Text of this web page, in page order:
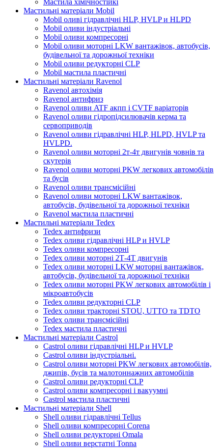
Мастила хімічностійкі
Мастильні матеріали Mobil
Mobil оливі гідравлічні HLP, HVLP и HLPD
Mobil оливи індустріальні
Mobil оливи компресорні
Mobil оливи моторні LKW вантажівок, автобусів,
будівельної та дорожньої техніки
Mobil оливи редукторні CLP
Mobil мастила пластичні
Мастильні матеріали Ravenol
Ravenol автохімія
Ravenol антифриз
Ravenol оливи ATF акпп і CVTF варіаторів
Ravenol оливи гідропідсилювачів керма та
сервоприводів
Ravenol оливи гідравлічні HLP, HLPD, HVLP та
HVLPD.
Ravenol оливи моторні 2т-4т двигунів човнів та
скутерів
Ravenol оливи моторні PKW легкових автомобілів
та бусів
Ravenol оливи трансмісійні
Ravenol оливи моторні LKW вантажівок,
автобусів, будівельної та дорожньої техніки
Ravenol мастила пластичні
Мастильні матеріали Tedex
Tedex антифризи
Tedex оливи гідравлічні HLP и HVLP
Tedex оливи компресорні
Tedex оливи моторні 2Т-4Т двигунів
Tedex оливи моторні LKW моторні вантажівок,
автобусів, будівельної та дорожньої техніки
Tedex оливи моторні PKW легкових автомобілів і
мікроавтобусів
Tedex оливи редукторні CLP
Tedex оливи тракторні STOU, UTTO та TDTO
Tedex оливи трансмісійні
Tedex мастила пластичні
Мастильні матеріали Castrol
Castrol оливи гідравлічні HLP и HVLP
Castrol оливи індустріальні.
Castrol оливи моторні PKW легкових автомобілів,
джипів, бусів та малотоннажних автомобілів
Castrol оливи редукторні CLP
Castrol оливи компресорні і вакуумні
Castrol мастила пластичні
Мастильні матеріали Shell
Shell оливи гідравлічні Tellus
Shell оливи компресорні Corena
Shell оливи редукторні Omala
Shell оливи верстатні Tonna